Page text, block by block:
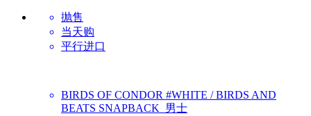
抛售
当天购
平行进口
BIRDS OF CONDOR #WHITE / BIRDS AND
BEATS SNAPBACK_男士